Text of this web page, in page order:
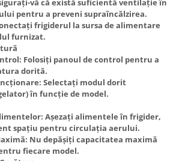
vă că există suficientă ventilație în
pentru a preveni supraîncălzirea.
frigiderul la sursa de alimentare
furnizat.
Folosiți panoul de control pentru a
dorită.
Selectați modul dorit
în funcție de model.
Așezați alimentele în frigider,
spațiu pentru circulația aerului.
Nu depășiți capacitatea maximă
fiecare model.